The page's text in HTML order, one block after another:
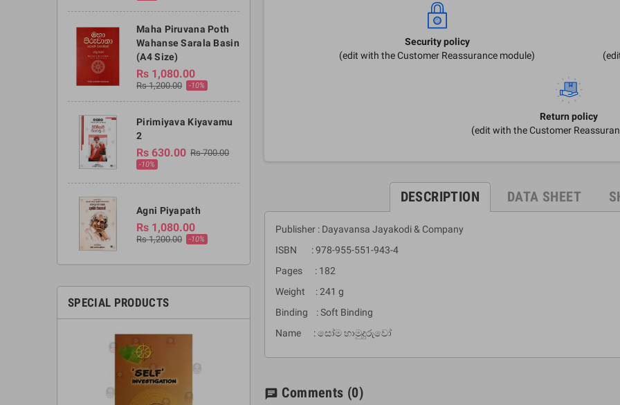
Maha Piruvana Poth
Wahanse Sarala Basin
(A4 Size)
Rs 1,080.00
Rs 1,200.00 -10%
Pirimiyava Kiyavamu
2
Rs 630.00 Rs 700.00
-10%
Agni Piyapath
Rs 1,080.00
Rs 1,200.00 -10%
SPECIAL PRODUCTS
Security policy
(edit with the Customer Reassurance module)
Return policy
(edit with the Customer
DESCRIPTION DATA SHEET
Publisher : Dayavansa Jayakodi & Company
ISBN : 978-955-551-943-4
Pages : 182
Weight : 241 g
Binding : Soft Binding
Name : සෝම හාමුදුරුවෝ
chat Comments (0)